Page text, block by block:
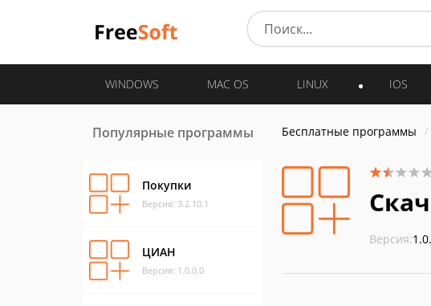
WINDOWS MAC OS LINUX IOS
Популярные программы
Покупки
Версия: 3.2.10.1
ЦИАН
Версия: 1.0.0.0
Бесплатные программы
Версия: